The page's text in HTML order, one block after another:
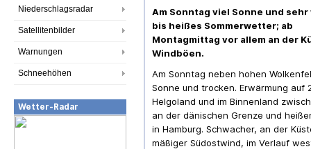
Niederschlagsradar
Satellitenbilder
Warnungen
Schneehöhen
Wetter-Radar
Am Sonntag viel Sonne und sehr
bis heißes Sommerwetter; ab
Montagmittag vor allem an der
Windböen.
Am Sonntag neben hohen
Sonne und trocken. Erwärmung auf
Helgoland und im Binnenland
an der dänischen Grenze und
in Hamburg. Schwacher, an der
mäßiger Südostwind, im Verlauf